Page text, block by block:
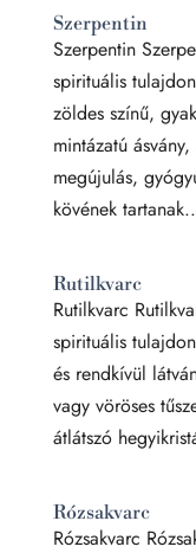
Szerpentin
Szerpentin
spirituális
zöldes színű,
mintázatú
megújulás,
kövének
Rutilkvarc
Rutilkvarc
spirituális
és rendkívül
vagy vöröses
átlátszó
Rózsakvarc
Rózsakvarc